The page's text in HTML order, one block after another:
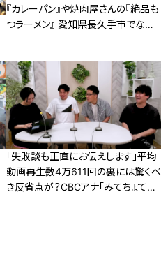
『カレーパン』や焼肉屋さんの『絶品も
つラーメン』 愛知県長久手市でなり
「失敗談も正直にお伝えします」平均
動画再生数4万611回の裏には驚くべ
き反省点が？CBCアナ「みてちょてれ